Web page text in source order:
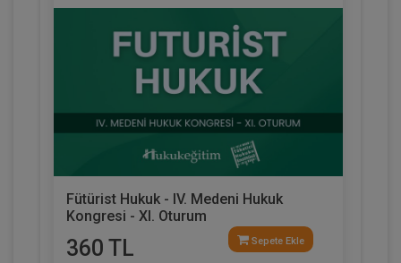
Fütürist Hukuk - IV. Medeni Hukuk
Kongresi - XI. Oturum
360 TL Sepete Ekle